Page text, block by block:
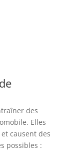
des
Elles
causent des
possibles :